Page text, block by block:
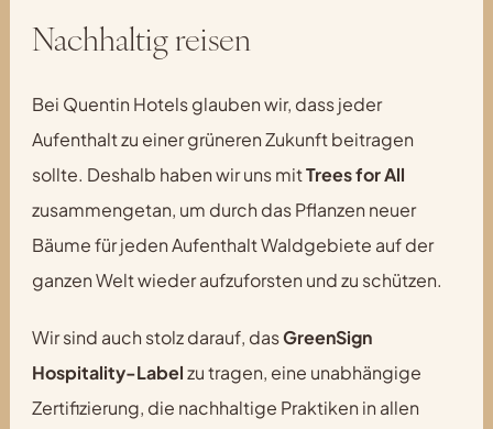
Nachhaltig reisen
Bei Quentin Hotels glauben wir, dass jeder
Aufenthalt zu einer grüneren Zukunft beitragen
sollte. Deshalb haben wir uns mitTrees for All
zusammengetan, um durch das Pflanzen neuer
Bäume für jeden Aufenthalt Waldgebiete auf der
ganzen Welt wieder aufzuforsten und zu schützen.
Wir sind auch stolz darauf, dasGreenSign
Hospitality-Labelzu tragen, eine unabhängige
Zertifizierung, die nachhaltige Praktiken in allen